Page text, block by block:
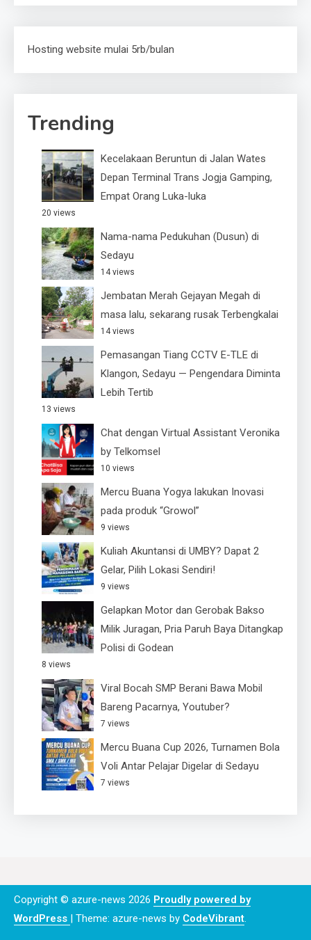
Hosting website mulai 5rb/bulan
Trending
Kecelakaan Beruntun di Jalan Wates
Depan Terminal Trans Jogja Gamping,
Empat Orang Luka-luka
20 views
Nama-nama Pedukuhan (Dusun) di
Sedayu
14 views
Jembatan Merah Gejayan Megah di
masa lalu, sekarang rusak Terbengkalai
14 views
Pemasangan Tiang CCTV E-TLE di
Klangon, Sedayu — Pengendara Diminta
Lebih Tertib
13 views
Chat dengan Virtual Assistant Veronika
by Telkomsel
10 views
Mercu Buana Yogya lakukan Inovasi
pada produk “Growol”
9 views
Kuliah Akuntansi di UMBY? Dapat 2
Gelar, Pilih Lokasi Sendiri!
9 views
Gelapkan Motor dan Gerobak Bakso
Milik Juragan, Pria Paruh Baya Ditangkap
Polisi di Godean
8 views
Viral Bocah SMP Berani Bawa Mobil
Bareng Pacarnya, Youtuber?
7 views
Mercu Buana Cup 2026, Turnamen Bola
Voli Antar Pelajar Digelar di Sedayu
7 views
Copyright © azure-news 2026 Proudly powered by
WordPress
Theme: azure-news by CodeVibrant.